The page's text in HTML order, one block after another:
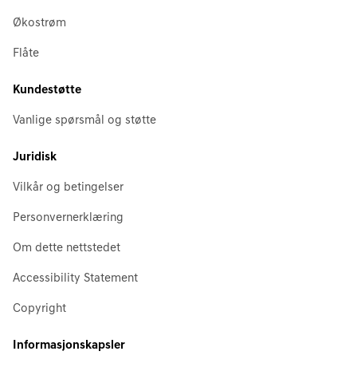
Økostrøm
Flåte
Kundestøtte
Vanlige spørsmål og støtte
Juridisk
Vilkår og betingelser
Personvernerklæring
Om dette nettstedet
Accessibility Statement
Copyright
Informasjonskapsler